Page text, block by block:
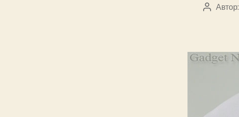
Автор
Автор: